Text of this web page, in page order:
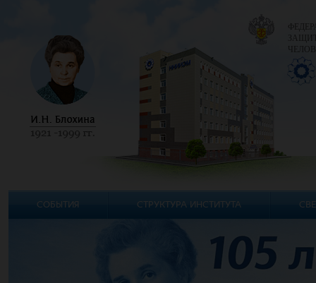
СОБЫТИЯ СТРУКТУРА ИНСТИТУТА